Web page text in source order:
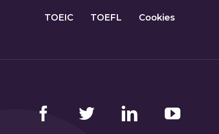
TOEIC TOEFL Cookies